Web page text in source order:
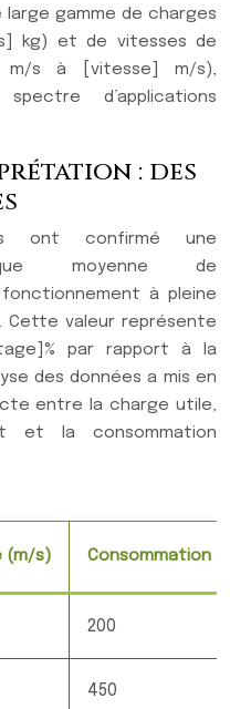
gamme de charges
kg) et de vitesses de
m/s à [vitesse] m/s),
d’applications
: des
ont confirmé une
moyenne de
fonctionnement à pleine
Cette valeur représente
par rapport à la
des données a mis en
entre la charge utile,
et la consommation
(m/s) Consommation
200
450